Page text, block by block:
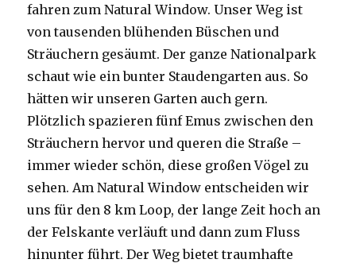
fahren zum Natural Window. Unser Weg ist
von tausenden blühenden Büschen und
Sträuchern gesäumt. Der ganze Nationalpark
schaut wie ein bunter Staudengarten aus. So
hätten wir unseren Garten auch gern.
Plötzlich spazieren fünf Emus zwischen den
Sträuchern hervor und queren die Straße –
immer wieder schön, diese großen Vögel zu
sehen. Am Natural Window entscheiden wir
uns für den 8 km Loop, der lange Zeit hoch an
der Felskante verläuft und dann zum Fluss
hinunter führt. Der Weg bietet traumhafte